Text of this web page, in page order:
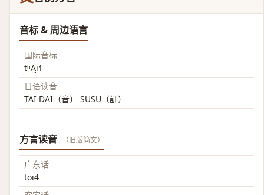
音标 & 周边语言
国际音标
tʰĄi˧˥
日语读音
TAI DAI（音） SUSU（訓）
方言读音 （旧版简文）
广东话
toi4